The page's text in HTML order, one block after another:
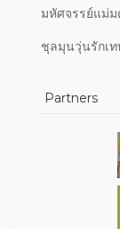
มหัศจรรย์แม่
ชุลมุนวุ่นรักเ
Partners